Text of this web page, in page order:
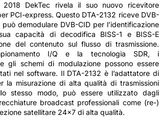
2018 DekTec rivela il suo nuovo ricevitore
PCI-express. Questo DTA-2132 riceve DVB-
demodulare DVB-CID per l’identificazione
capacità di decodifica BISS-1 e BISS-E
del contenuto sul flusso di trasmissione.
I/Q e la tecnologia SDR, i
gli schemi di modulazione possono essere
nel software. Il DTA-2132 è l’adattatore di
la misurazione di alta qualità di trasmissioni
stesso modo, può essere utilizzato dagli
broadcast professionali come (re-)
satellitare 24×7 di alta qualità.